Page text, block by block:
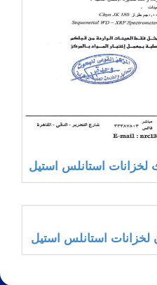
لخزانات استانلس استيل
لخزانات استانلس استيل